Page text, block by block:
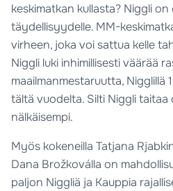
keskimatkan kullasta? Niggli
täydellisyydelle. MM-
virheen, joka voi sattua kelle
Niggli luki inhimillisesti väärää
maailmanmestaruutta, Nigglillä
tältä vuodelta. Silti Niggli taitaa
nälkäisempi.
Myös kokeneilla Tatjana
Dana Brožkoválla on
paljon Niggliä ja Kauppia